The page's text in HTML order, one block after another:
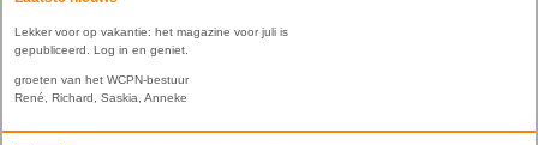
Lekker voor op vakantie: het magazine voor juli is
gepubliceerd. Log in en geniet.
groeten van het WCPN-bestuur
René, Richard, Saskia, Anneke